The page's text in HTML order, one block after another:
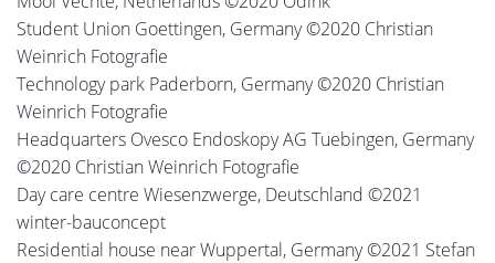
Student Union Goettingen, Germany ©2020 Christian
Weinrich Fotografie
Technology park Paderborn, Germany ©2020 Christian
Weinrich Fotografie
Headquarters Ovesco Endoskopy AG Tuebingen, Germany
©2020 Christian Weinrich Fotografie
Day care centre Wiesenzwerge, Deutschland ©2021
winter-bauconcept
Residential house near Wuppertal, Germany ©2021 Stefan